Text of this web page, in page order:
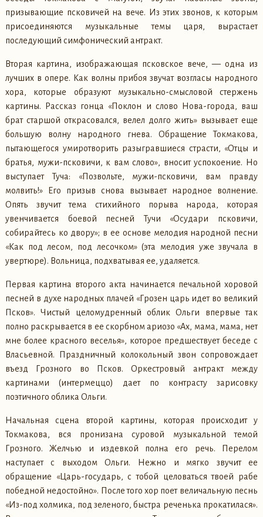
призывающие псковичей на вече. Из этих звонов, к которым
присоединяются музыкальные темы царя, вырастает
последующий симфонический антракт.
Вторая картина, изображающая псковское вече, — одна из
лучших в опере. Как волны прибоя звучат возгласы народного
хора, которые образуют музыкально-смысловой стержень
картины. Рассказ гонца «Поклон и слово Нова-города, ваш
брат старшой открасовался, велел долго жить» вызывает еще
большую волну народного гнева. Обращение Токмакова,
пытающегося умиротворить разыгравшиеся страсти, «Отцы и
братья, мужи-псковичи, к вам слово», вносит успокоение. Но
выступает Туча: «Позвольте, мужи-псковичи, вам правду
молвить!» Его призыв снова вызывает народное волнение.
Опять звучит тема стихийного порыва народа, которая
увенчивается боевой песней Тучи «Осудари псковичи,
собирайтесь ко двору»; в ее основе мелодия народной песни
«Как под лесом, под лесочком» (эта мелодия уже звучала в
увертюре). Вольница, подхватывая ее, удаляется.
Первая картина второго акта начинается печальной хоровой
песней в духе народных плачей «Грозен царь идет во великий
Псков». Чистый целомудренный облик Ольги впервые так
полно раскрывается в ее скорбном ариозо «Ах, мама, мама, нет
мне более красного веселья», которое предшествует беседе с
Власьевной. Праздничный колокольный звон сопровождает
въезд Грозного во Псков. Оркестровый антракт между
картинами (интермеццо) дает по контрасту зарисовку
поэтичного облика Ольги.
Начальная сцена второй картины, которая происходит у
Токмакова, вся пронизана суровой музыкальной темой
Грозного. Желчью и издевкой полна его речь. Перелом
наступает с выходом Ольги. Нежно и мягко звучит ее
обращение «Царь-государь, с тобой целоваться твоей рабе
победной недостойно». После того хор поет величальную песнь
«Из-под холмика, под зеленого, быстра реченька прокатилася».